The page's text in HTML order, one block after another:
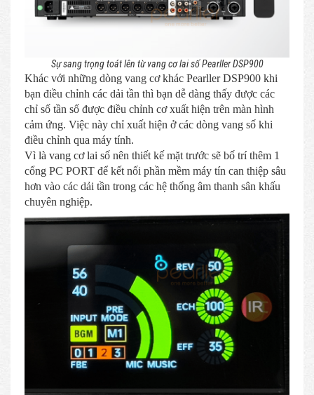
Sự sang trọng toát lên từ vang cơ lai số Pearller DSP900
Khác với những dòng vang cơ khác Pearller DSP900 khi
bạn điều chỉnh các dải tần thì bạn dễ dàng thấy được các
chỉ số tần số được điều chỉnh cơ xuất hiện trên màn hình
cảm ứng. Việc này chỉ xuất hiện ở các dòng vang số khi
điều chỉnh qua máy tính.
Vì là vang cơ lai số nên thiết kế mặt trước sẽ bố trí thêm 1
cổng PC PORT để kết nối phần mềm máy tín can thiệp sâu
hơn vào các dải tần trong các hệ thống âm thanh sân khấu
chuyên nghiệp.